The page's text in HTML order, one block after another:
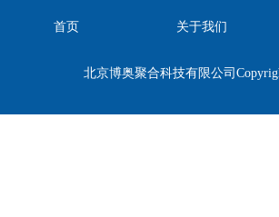
首页 关于我们
北京博奥聚合科技有限公司